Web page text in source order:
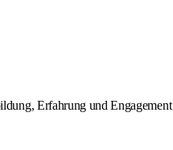
Erfahrung und Engagement